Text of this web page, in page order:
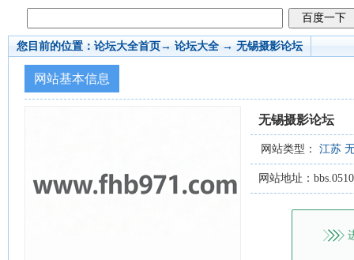
您目前的位置： 论坛大全首页→ 论坛大全 → 无锡摄影论坛
网站基本信息
无锡摄影论坛
网站类型： 江苏
网站地址：